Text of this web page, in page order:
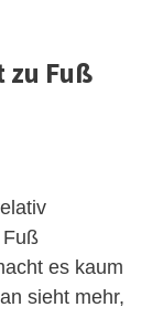
zu Fuß
Fuß
es kaum
sieht mehr,